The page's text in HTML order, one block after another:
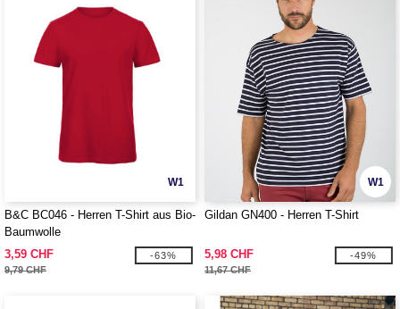
W1
B&C BC046 - Herren T-Shirt aus Bio-
Baumwolle
3,59 CHF
9,79 CHF
-63%
W1
Gildan GN400 - Herren T-Shirt
5,98 CHF
11,67 CHF
-49%